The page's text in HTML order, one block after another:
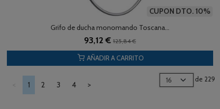
CUPON DTO. 10%
Grifo de ducha monomando Toscana...
93,12 € 125,84 €
AÑADIR A CARRITO
1 2 3 4 >
de 229